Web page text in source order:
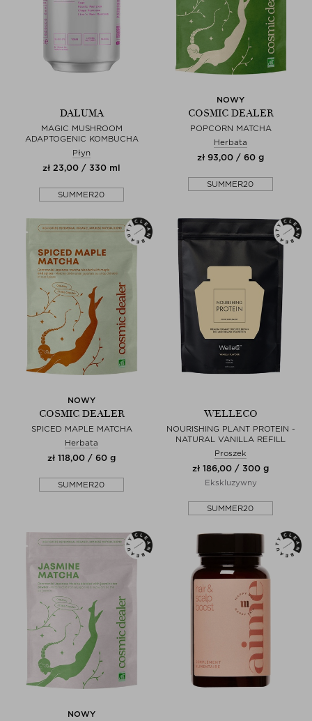
DALUMA
MAGIC MUSHROOM
ADAPTOGENIC KOMBUCHA
Płyn
zł 23,00 / 330 ml
SUMMER20
NOWY
COSMIC DEALER
POPCORN MATCHA
Herbata
zł 93,00 / 60 g
SUMMER20
NOWY
COSMIC DEALER
SPICED MAPLE MATCHA
Herbata
zł 118,00 / 60 g
SUMMER20
WELLECO
NOURISHING PLANT PROTEIN -
NATURAL VANILLA REFILL
Proszek
zł 186,00 / 300 g
Ekskluzywny
SUMMER20
NOWY